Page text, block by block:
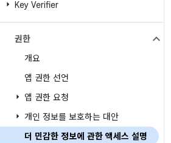
Key Verifier
권한
개요
앱 권한 선언
앱 권한 요청
개인 정보를 보호하는 대안
더 민감한 정보에 관한 액세스 설명